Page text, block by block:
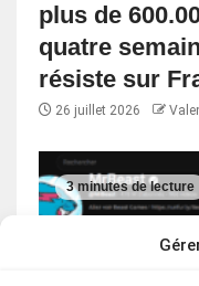
plus de
quatre
résiste sur
26 juillet 2026
3 minutes de lecture